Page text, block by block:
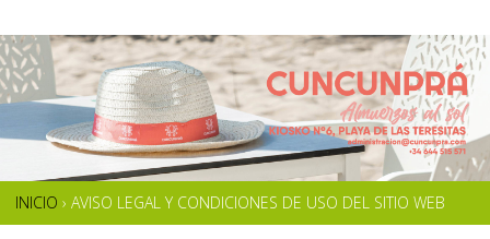
SE
INICIO › AVISO LEGAL Y CONDICIONES DE USO DEL SITIO WEB